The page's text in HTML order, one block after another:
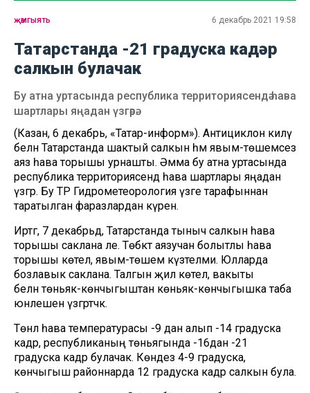
җәмгыять 6 декабрь 2021 19:58
Татарстанда -21 градуска кадәр
салкын булачак
Бу атна уртасында республика территориясендә һава
шартлары яңадан үзгәрә.
(Казан, 6 декабрь, «Татар-информ»). Антициклон килү
белән Татарстанда шактый салкын һәм явым-төшемсез
аяз һава торышы урнашты. Әмма бу атна уртасында
республика территориясендә һава шартлары яңадан
үзгәрә. Бу ТР Гидрометеорология үзәге тарафыннан
таратылган фаразлардан күренә.
Иртәгә, 7 декабрьдә, Татарстанда тыныч салкын һава
торышы саклана әле. Төбәктә аязучан болытлы һава
торышы көтелә, явым-төшем күзәтелми. Юлларда
бозлавык саклана. Талгын җил көтелә, вакыты
белән төньяк-көнчыгыштан көньяк-көнчыгышка таба
юнәлешен үзгәртәчәк.
Төнлә һава температурасы -9 дан алып -14 градуска
кадәр, республиканың төньягында -16дан -21
градуска кадәр булачак. Көндез 4-9 градуска, ә
көнчыгыш районнарда 12 градуска кадәр салкын була.